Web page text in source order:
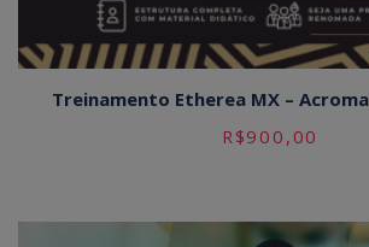
Treinamento Etherea MX –
R$900,00